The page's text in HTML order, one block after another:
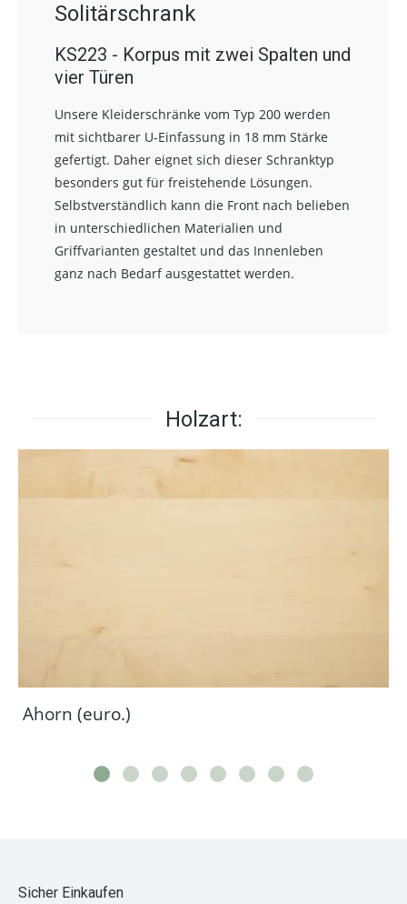
Solitärschrank
KS223 - Korpus mit zwei Spalten und
vier Türen
Unsere Kleiderschränke vom Typ 200 werden
mit sichtbarer U-Einfassung in 18 mm Stärke
gefertigt. Daher eignet sich dieser Schranktyp
besonders gut für freistehende Lösungen.
Selbstverständlich kann die Front nach belieben
in unterschiedlichen Materialien und
Griffvarianten gestaltet und das Innenleben
ganz nach Bedarf ausgestattet werden.
Holzart:
Ahorn (euro.)
Sicher Einkaufen